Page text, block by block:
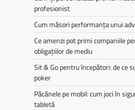
profesionist
Cum măsori performanța unui
Ce amenzi pot primi companiile
obligațiilor de mediu­­
Sit & Go pentru începători: de ce
poker
Păcănele pe mobil: cum joci în
tabletă